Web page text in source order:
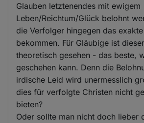
Glauben letztenendes mit ewigem
Leben/Reichtum/Glück belohnt
die Verfolger hingegen das
bekommen. Für Gläubige ist
theoretisch gesehen - das beste,
geschehen kann. Denn die
irdische Leid wird unermesslich
dies für verfolgte Christen nicht
bieten?
Oder sollte man nicht doch lieber